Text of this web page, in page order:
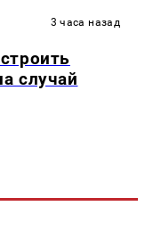
3 часа назад
случай